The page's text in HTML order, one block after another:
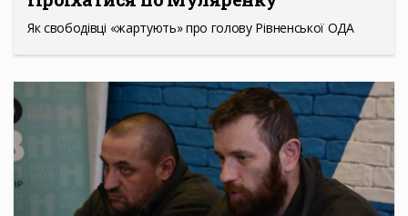
Як свободівці «жартують» про голову Рівненської ОДА